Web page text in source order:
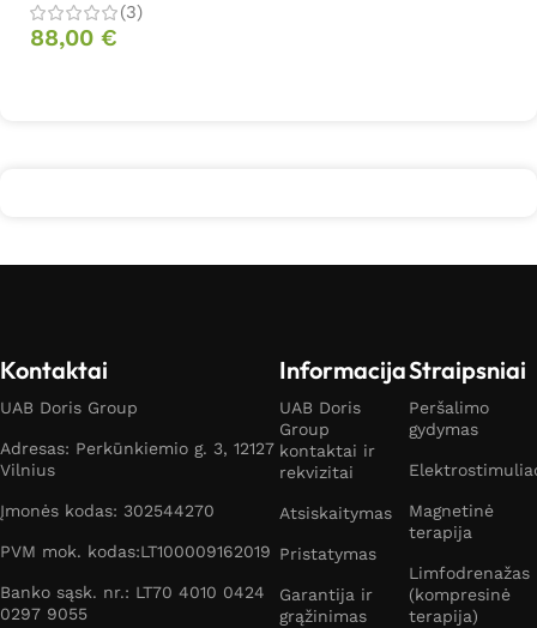
(3)
88,00 €
Kontaktai
UAB Doris Group
Adresas: Perkūnkiemio g. 3, 12127
Vilnius
Įmonės kodas: 302544270
PVM mok. kodas:LT100009162019
Banko sąsk. nr.: LT70 4010 0424
0297 9055
Informacija
UAB Doris
Group
kontaktai ir
rekvizitai
Atsiskaitymas
Pristatymas
Garantija ir
grąžinimas
Straipsniai
Peršalimo
gydymas
Magnetinė
terapija
Limfodrenažas
(kompresinė
terapija)